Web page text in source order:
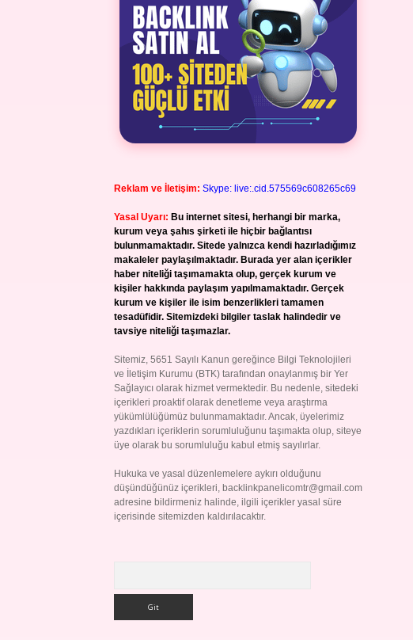
Reklam ve İletişim: Skype: live:.cid.575569c608265c69
Yasal Uyarı: Bu internet sitesi, herhangi bir marka,
kurum veya şahıs şirketi ile hiçbir bağlantısı
bulunmamaktadır. Sitede yalnızca kendi hazırladığımız
makaleler paylaşılmaktadır. Burada yer alan içerikler
haber niteliği taşımamakta olup, gerçek kurum ve
kişiler hakkında paylaşım yapılmamaktadır. Gerçek
kurum ve kişiler ile isim benzerlikleri tamamen
tesadüfidir. Sitemizdeki bilgiler taslak halindedir ve
tavsiye niteliği taşımazlar.
Sitemiz, 5651 Sayılı Kanun gereğince Bilgi Teknolojileri
ve İletişim Kurumu (BTK) tarafından onaylanmış bir Yer
Sağlayıcı olarak hizmet vermektedir. Bu nedenle, sitedeki
içerikleri proaktif olarak denetleme veya araştırma
yükümlülüğümüz bulunmamaktadır. Ancak, üyelerimiz
yazdıkları içeriklerin sorumluluğunu taşımakta olup, siteye
üye olarak bu sorumluluğu kabul etmiş sayılırlar.
Hukuka ve yasal düzenlemelere aykırı olduğunu
düşündüğünüz içerikleri, backlinkpanelicomtr@gmail.com
adresine bildirmeniz halinde, ilgili içerikler yasal süre
içerisinde sitemizden kaldırılacaktır.